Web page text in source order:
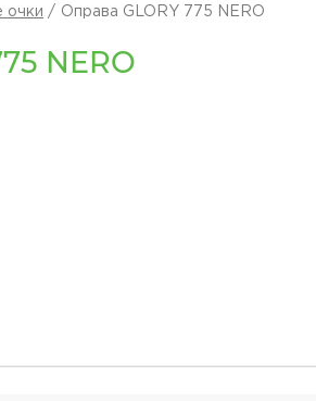
очки Оправа GLORY 775 NERO
NERO